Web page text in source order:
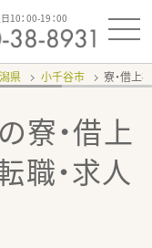
10：00-19：00
県 小千谷市 寮・借上
寮・借上
職・求人